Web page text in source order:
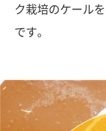
ク栽培のケール
です。